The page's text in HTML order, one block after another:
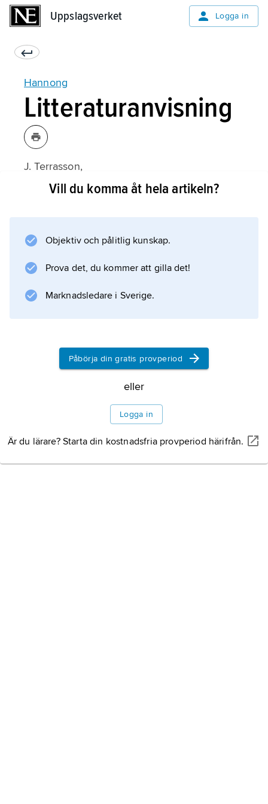
Uppslagsverket Logga in
Hannong
Litteraturanvisning
J. Terrasson,
Les Hannongs et leurs manufactures
Vill du komma åt hela artikeln?
Objektiv och pålitlig kunskap.
Prova det, du kommer att gilla det!
Marknadsledare i Sverige.
Påbörja din gratis provperiod
eller
Logga in
Är du lärare? Starta din kostnadsfria provperiod härifrån.